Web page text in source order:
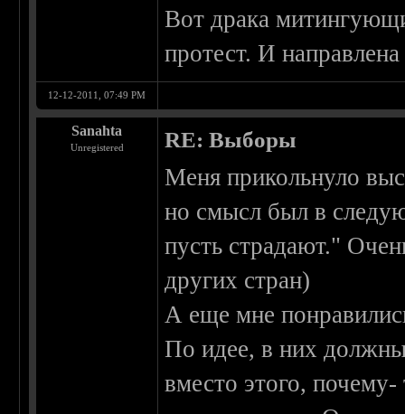
Вот драка
протест. И
12-12-2011, 07:49 PM
Sanahta
Unregistered RE: Выборы
Меня прикольнуло
но смысл был в
пусть страдают."
других стран)
А еще мне
По идее, в них должны
вместо этого,